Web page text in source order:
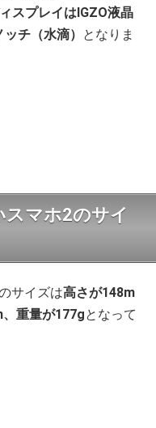
スプレイはIGZO液晶
ッチ（水滴） となりま
スマホ2のサイ
サイズは高さが148m
重量が177gとなって